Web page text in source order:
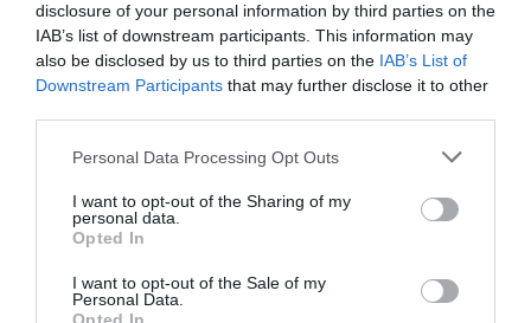
disclosure of your personal information by third parties on the
IAB’s list of downstream participants. This information may
also be disclosed by us to third parties on the IAB’s List of
Downstream Participants that may further disclose it to other
Personal Data Processing Opt Outs
I want to opt-out of the Sharing of my
personal data.
Opted In
I want to opt-out of the Sale of my
Personal Data.